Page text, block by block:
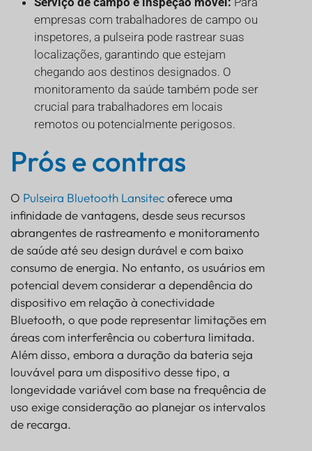
empresas com trabalhadores de campo ou
inspetores, a pulseira pode rastrear suas
localizações, garantindo que estejam
chegando aos destinos designados. O
monitoramento da saúde também pode ser
crucial para trabalhadores em locais
remotos ou potencialmente perigosos.
Prós e contras
O Pulseira Bluetooth Lansitecoferece uma
infinidade de vantagens, desde seus recursos
abrangentes de rastreamento e monitoramento
de saúde até seu design durável e com baixo
consumo de energia. No entanto, os usuários em
potencial devem considerar a dependência do
dispositivo em relação à conectividade
Bluetooth, o que pode representar limitações em
áreas com interferência ou cobertura limitada.
Além disso, embora a duração da bateria seja
louvável para um dispositivo desse tipo, a
longevidade variável com base na frequência de
uso exige consideração ao planejar os intervalos
de recarga.